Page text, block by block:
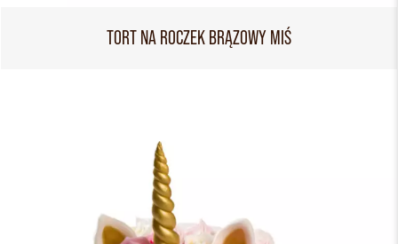
TORT NA ROCZEK BRĄZOWY MIŚ